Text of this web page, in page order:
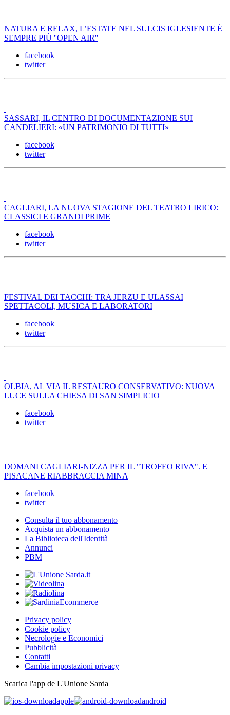
NATURA E RELAX, L’ESTATE NEL SULCIS IGLESIENTE È
SEMPRE PIÙ ''OPEN AIR''
facebook
twitter
SASSARI, IL CENTRO DI DOCUMENTAZIONE SUI
CANDELIERI: «UN PATRIMONIO DI TUTTI»
facebook
twitter
CAGLIARI, LA NUOVA STAGIONE DEL TEATRO LIRICO:
CLASSICI E GRANDI PRIME
facebook
twitter
FESTIVAL DEI TACCHI: TRA JERZU E ULASSAI
SPETTACOLI, MUSICA E LABORATORI
facebook
twitter
OLBIA, AL VIA IL RESTAURO CONSERVATIVO: NUOVA
LUCE SULLA CHIESA DI SAN SIMPLICIO
facebook
twitter
DOMANI CAGLIARI-NIZZA PER IL "TROFEO RIVA". E
PISACANE RIABBRACCIA MINA
facebook
twitter
Consulta il tuo abbonamento
Acquista un abbonamento
La Biblioteca dell'Identità
Annunci
PBM
Privacy policy
Cookie policy
Necrologie e Economici
Pubblicità
Contatti
Cambia impostazioni privacy
Scarica l'app de L'Unione Sarda
apple
android